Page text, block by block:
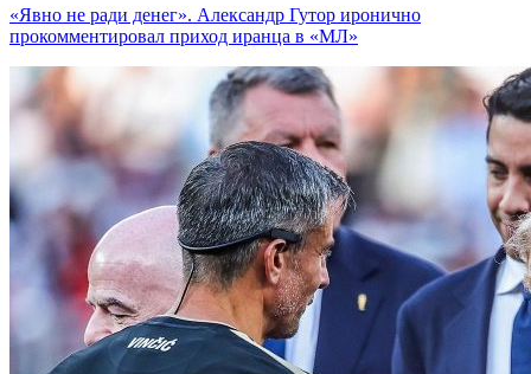
«Явно не ради денег». Александр Гутор иронично
прокомментировал приход иранца в «МЛ»